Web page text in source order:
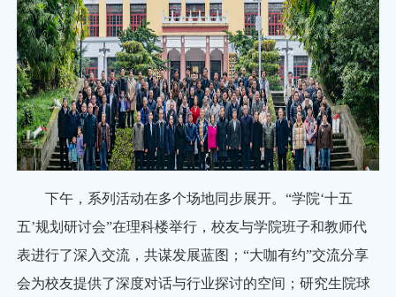
下午，系列活动在多个场地同步展开。“学院‘十五
五’规划研讨会”在理科楼举行，校友与学院班子和教师代
表进行了深入交流，共谋发展蓝图；“大咖有约”交流分享
会为校友提供了深度对话与行业探讨的空间；研究生院球